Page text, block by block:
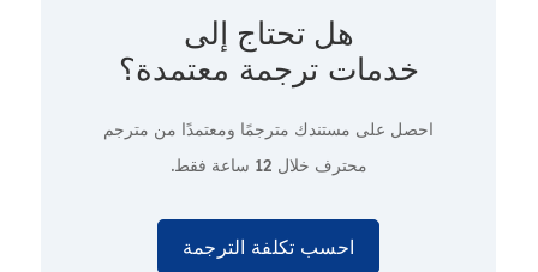
هل تحتاج إلى
خدمات ترجمة معتمدة؟
احصل على مستندك مترجمًا ومعتمدًا من مترجم
محترف خلال 12 ساعة فقط.
احسب تكلفة الترجمة